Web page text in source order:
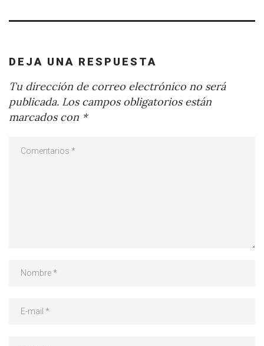
DEJA UNA RESPUESTA
Tu dirección de correo electrónico no será
publicada. Los campos obligatorios están
marcados con *